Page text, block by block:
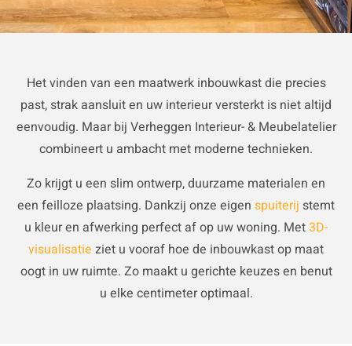
Het vinden van een maatwerk inbouwkast die precies
past, strak aansluit en uw interieur versterkt is niet altijd
eenvoudig. Maar bij Verheggen Interieur- & Meubelatelier
combineert u ambacht met moderne technieken.
Zo krijgt u een slim ontwerp, duurzame materialen en
een feilloze plaatsing. Dankzij onze eigen spuiterij stemt
u kleur en afwerking perfect af op uw woning. Met3D-
visualisatie ziet u vooraf hoe de inbouwkast op maat
oogt in uw ruimte. Zo maakt u gerichte keuzes en benut
u elke centimeter optimaal.